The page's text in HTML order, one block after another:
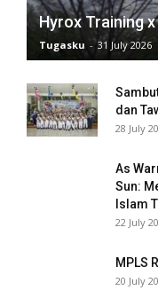
panel
Hyrox Training
Tugasku - 31 July 2026
dan
28 July
As
Sun:
Islam
22 July
MPLS
20 July